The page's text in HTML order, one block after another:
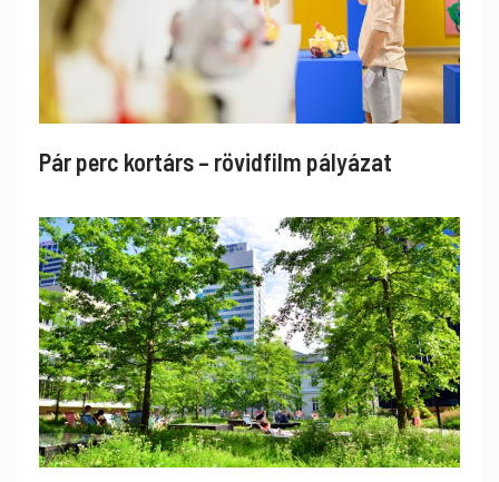
Pár perc kortárs – rövidfilm pályázat